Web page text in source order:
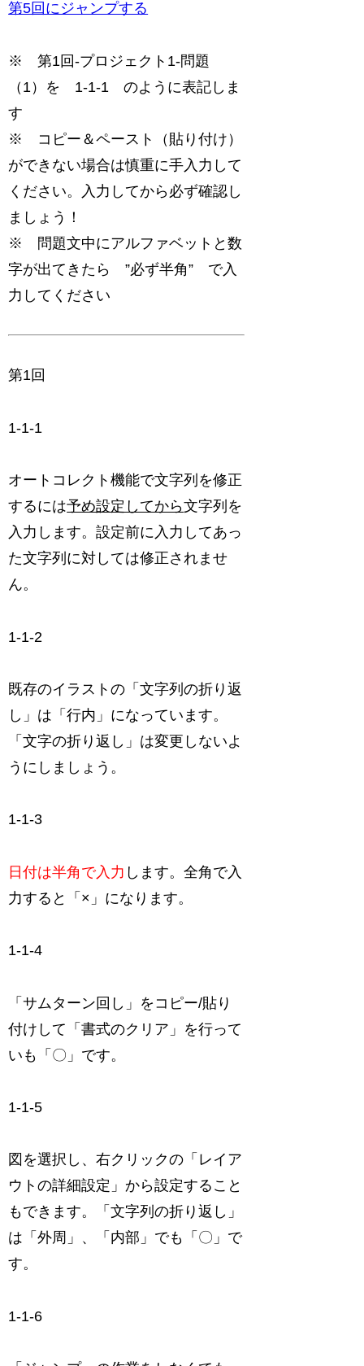
第5回にジャンプする
※ 第1回-プロジェクト1-問題
（1）を 1-1-1 のように表記しま
す
※ コピー＆ペースト（貼り付け）
ができない場合は慎重に手入力して
ください。入力してから必ず確認し
ましょう！
※ 問題文中にアルファベットと数
字が出てきたら ”必ず半角” で入
力してください
第1回
1-1-1
オートコレクト機能で文字列を修正
するには予め設定してから文字列を
入力します。設定前に入力してあっ
た文字列に対しては修正されませ
ん。
1-1-2
既存のイラストの「文字列の折り返
し」は「行内」になっています。
「文字の折り返し」は変更しないよ
うにしましょう。
1-1-3
日付は半角で入力 します。全角で入
力すると「×」になります。
1-1-4
「サムターン回し」をコピー/貼り
付けして「書式のクリア」を行って
いも「〇」です。
1-1-5
図を選択し、右クリックの「レイア
ウトの詳細設定」から設定すること
もできます。「文字列の折り返し」
は「外周」、「内部」でも「〇」で
す。
1-1-6